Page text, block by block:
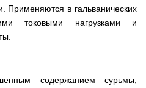
Применяются в гальванических
токовыми нагрузками и
содержанием сурьмы,